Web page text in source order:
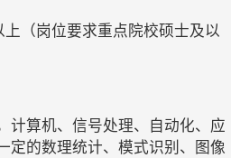
上（岗位要求重点院校硕士及以
计算机、信号处理、自动化、应
定的数理统计、模式识别、图像